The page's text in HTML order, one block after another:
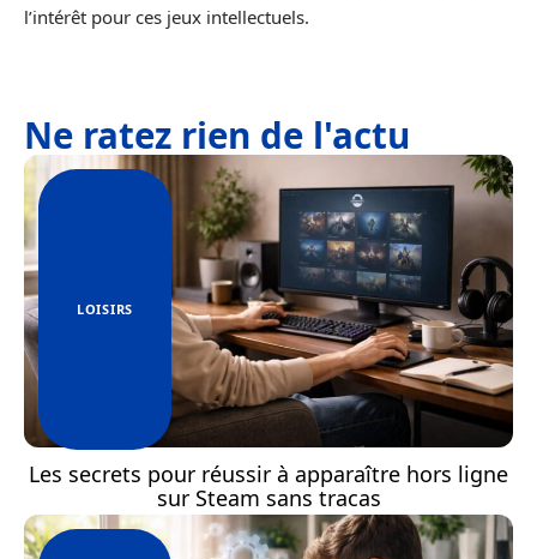
l’intérêt pour ces jeux intellectuels.
Ne ratez rien de l'actu
LOISIRS
Les secrets pour réussir à apparaître hors ligne
sur Steam sans tracas